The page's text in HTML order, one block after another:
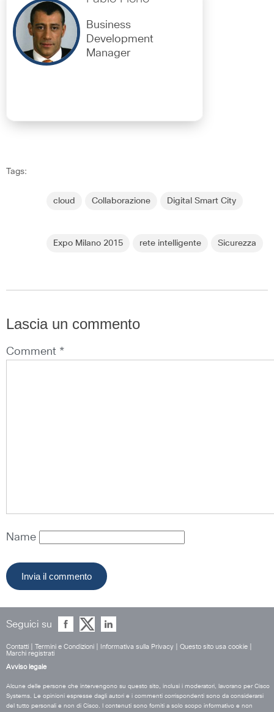
Business
Development
Manager
Tags:
cloud Collaborazione Digital Smart City
Expo Milano 2015 rete intelligente Sicurezza
Lascia un commento
Comment *
Name
Seguici su
Contatti Termini e Condizioni Informativa sulla Privacy Questo sito usa cookie
Marchi registrati
Avviso legale
Alcune delle persone che intervengono su questo sito, inclusi i moderatori, lavorano per Cisco
Systems. Le opinioni espresse dagli autori e i commenti corrispondenti sono da considerarsi
del tutto personali e non di Cisco. I contenuti sono forniti a solo scopo informativo e non